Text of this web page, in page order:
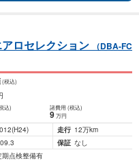
ロセレクション
（DBA-FC
(税込)
込) 諸費用 (税込)
9 万円
(H24) 走行 12万km
保証 なし
期点検整備有